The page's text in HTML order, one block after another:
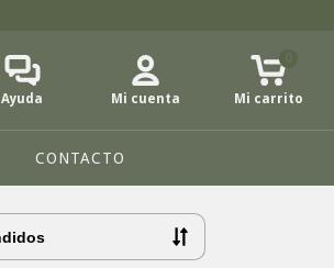
Ayuda Mi cuenta Mi carrito
CONTACTO